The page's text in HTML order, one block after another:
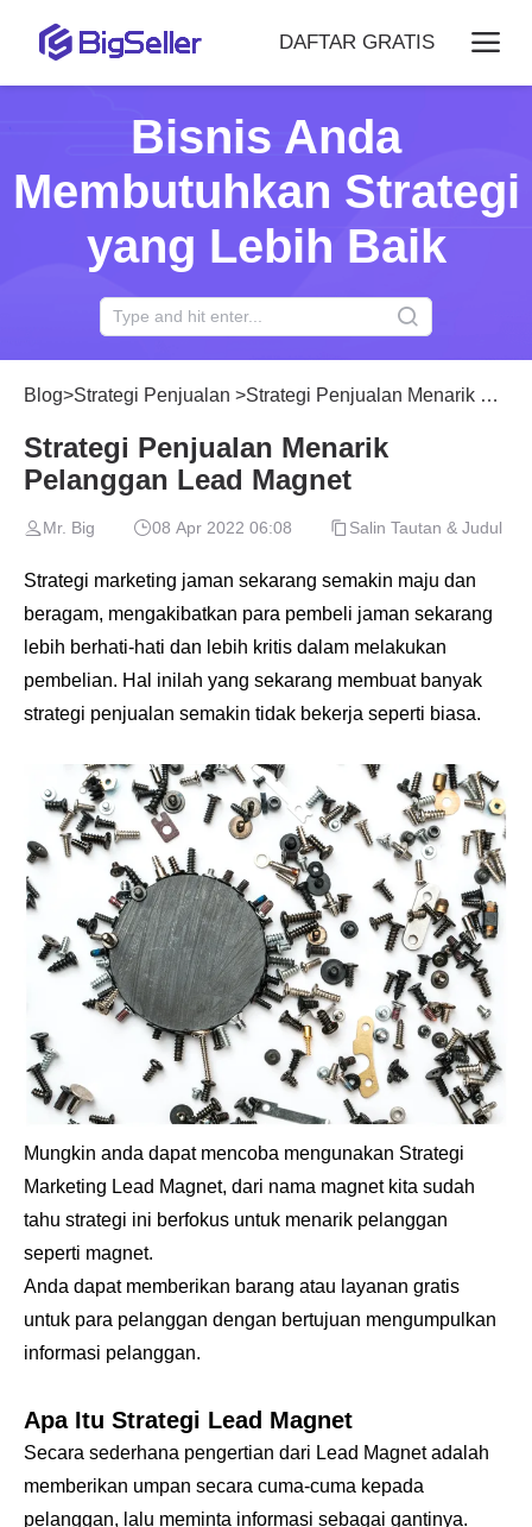
DAFTAR GRATIS
Bisnis Anda
Membutuhkan Strategi
yang Lebih Baik
Blog>Strategi Penjualan >Strategi Penjualan Menarik Pelanggan Lead Magnet
Strategi Penjualan Menarik
Pelanggan Lead Magnet
Mr. Big 08 Apr 2022 06:08 Salin Tautan & Judul